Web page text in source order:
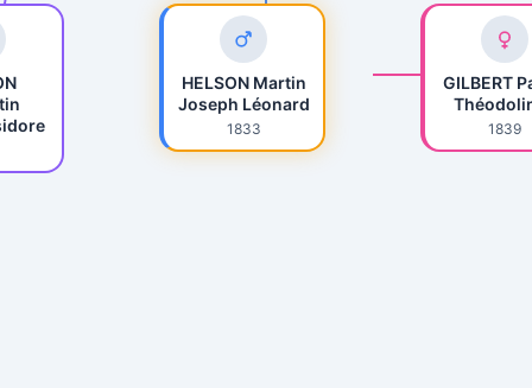
GILBERT
1839
HELSON Martin
Joseph Léonard
1833